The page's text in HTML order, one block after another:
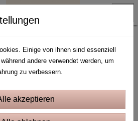
Einige von ihnen sind essenziell
andere verwendet werden, um
zu verbessern.